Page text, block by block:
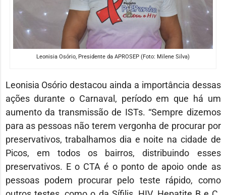
Leonisia Osório, Presidente da APROSEP (Foto: Milene Silva)
Leonisia Osório destacou ainda a importância dessas
ações durante o Carnaval, período em que há um
aumento da transmissão de ISTs. “Sempre dizemos
para as pessoas não terem vergonha de procurar por
preservativos, trabalhamos dia e noite na cidade de
Picos, em todos os bairros, distribuindo esses
preservativos. E o CTA é o ponto de apoio onde as
pessoas podem procurar pelo teste rápido, como